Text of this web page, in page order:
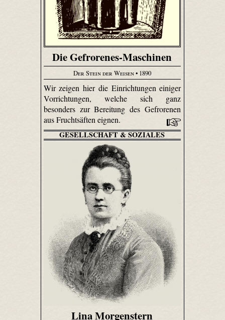
Die Gefrorenes-Maschinen
Der Stein der Weisen• 1890
Wir zeigen hier die Einrichtungen einiger
Vorrichtungen, welche sich ganz
besonders zur Bereitung des Gefrorenen
aus Fruchtsäften eignen.
GESELLSCHAFT & SOZIALES
Lina Morgenstern